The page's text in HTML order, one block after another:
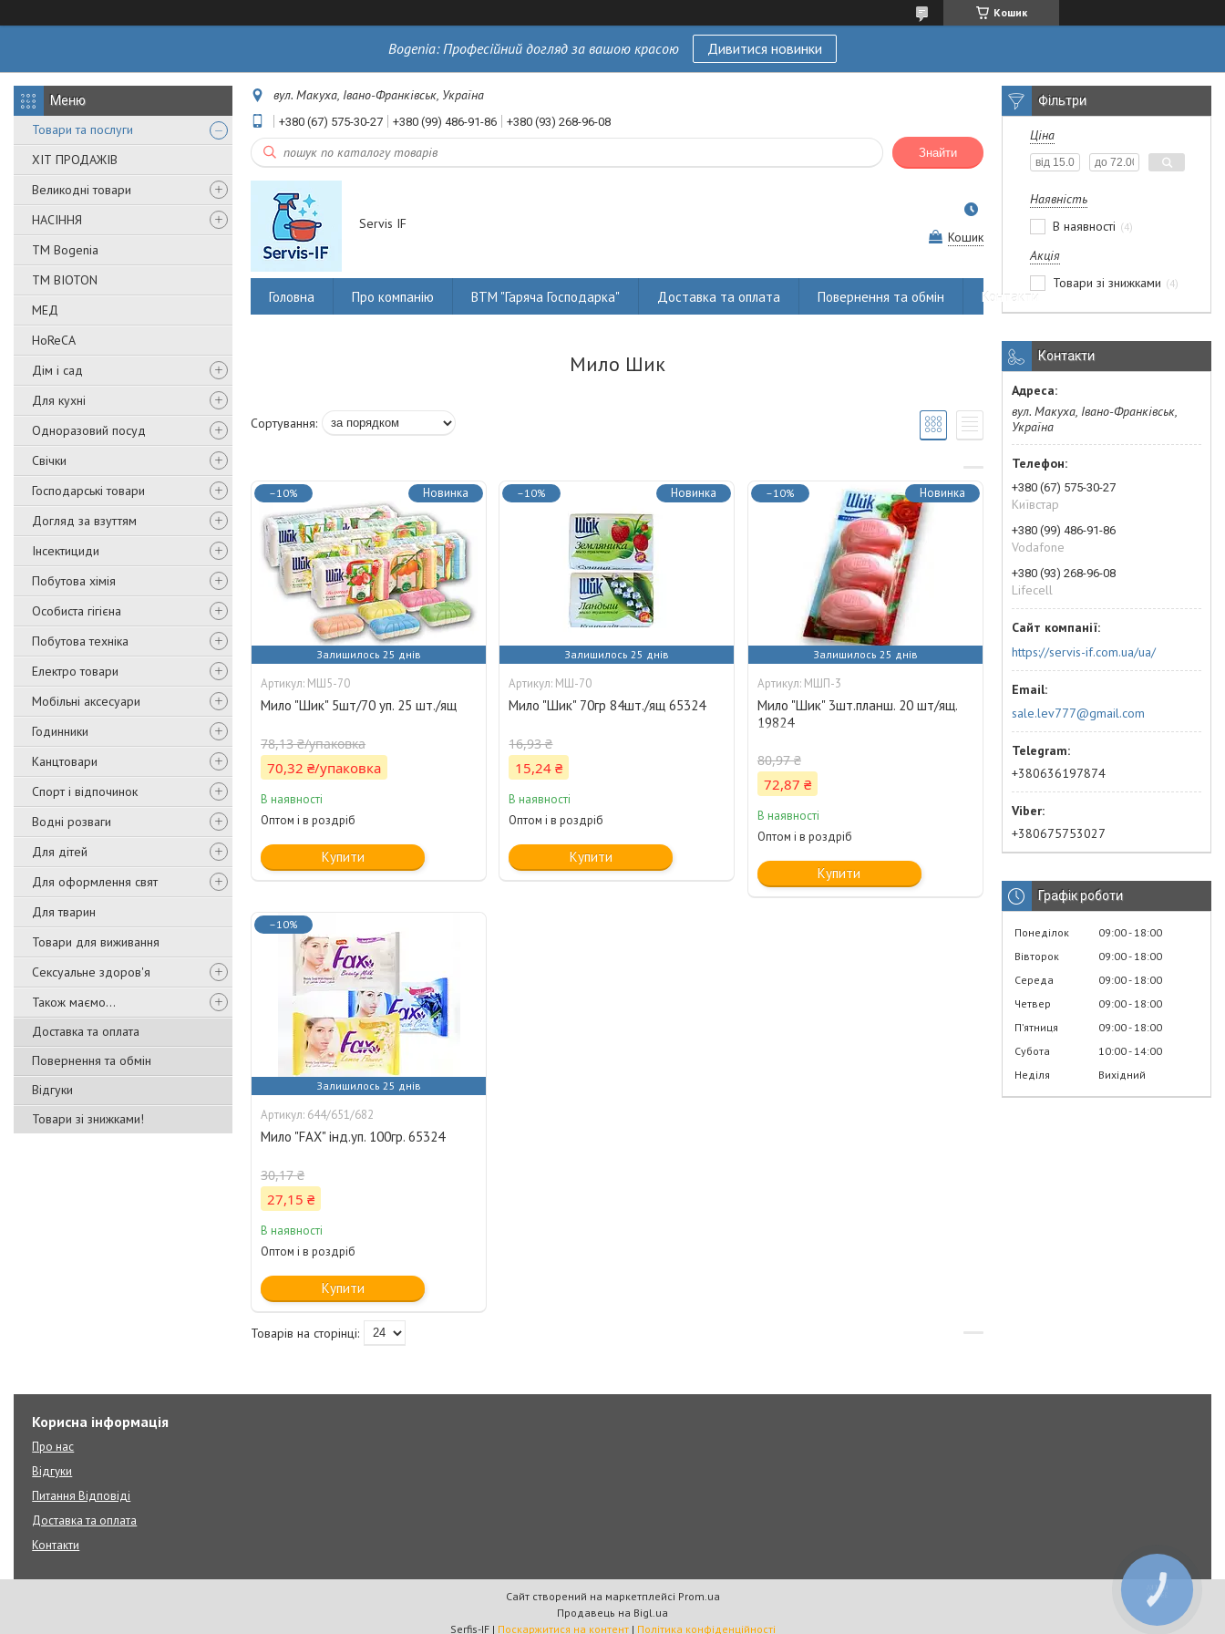
Кошик
Bogenia: Професійний догляд за вашою красою Дивитися новинки
Товари та послуги
ХІТ ПРОДАЖІВ
Великодні товари
НАСІННЯ
ТМ Bogenia
ТМ BIOTON
МЕД
HoReCA
Дім і сад
Для кухні
Одноразовий посуд
Свічки
Господарські товари
Догляд за взуттям
Інсектициди
Побутова хімія
Особиста гігієна
Побутова техніка
Електро товари
Мобільні аксесуари
Годинники
Канцтовари
Спорт і відпочинок
Водні розваги
Для дітей
Для оформлення свят
Для тварин
Товари для виживання
Сексуальне здоров'я
Також маємо...
Доставка та оплата
Повернення та обмін
Відгуки
Товари зі знижками!
вул. Макуха, Івано-Франківськ, Україна
+380 (67) 575-30-27 +380 (99) 486-91-86 +380 (93) 268-96-08
Знайти
Servis IF
Кошик
Головна Про компанію ВТМ "Гаряча Господарка" Доставка та оплата Повернення та обмін Контакти
Мило Шик
–10%
Залишилось 25 днів
Новинка
МШ5-70
Мило "Шик" 5шт/70 уп. 25 шт./ящ
78,13 ₴/упаковка
70,32 ₴/упаковка
В наявності
Оптом і в роздріб
Купити
–10%
Залишилось 25 днів
Новинка
МШ-70
Мило "Шик" 70гр 84шт./ящ 65324
16,93 ₴
15,24 ₴
В наявності
Оптом і в роздріб
Купити
–10%
Залишилось 25 днів
Новинка
МШП-3
Мило "Шик" 3шт.планш. 20 шт/ящ.
19824
80,97 ₴
72,87 ₴
В наявності
Оптом і в роздріб
Купити
–10%
Залишилось 25 днів
644/651/682
Мило "FAX" інд.уп. 100гр. 65324
30,17 ₴
27,15 ₴
В наявності
Оптом і в роздріб
Купити
Фільтри
Ціна
Наявність
В наявності
4
Акція
Товари зі знижками
4
Контакти
вул. Макуха, Івано-Франківськ,
Україна
+380 (67) 575-30-27
Київстар
+380 (99) 486-91-86
Vodafone
+380 (93) 268-96-08
Lifecell
https://servis-if.com.ua/ua/
sale.lev777@gmail.com
+380636197874
+380675753027
Графік роботи
Понеділок 09:00 18:00
Вівторок
09:00 18:00
Середа
09:00 18:00
Четвер
09:00 18:00
Пʼятниця
09:00 18:00
Субота
10:00 14:00
Неділя
Вихідний
Корисна інформація
Про нас
Відгуки
Питання Відповіді
Доставка та оплата
Контакти
Сайт створений на маркетплейсі Prom.ua
Продавець на Bigl.ua
Serfis-IF | Поскаржитися на контент | Політика конфіденційності
КНОПКА
ЗВ'ЯЗКУ